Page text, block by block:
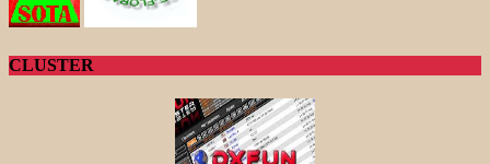
CLUSTER